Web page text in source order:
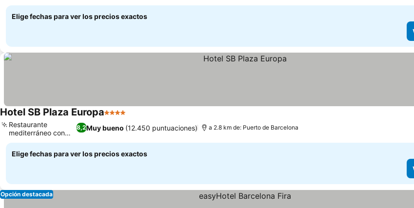
Elige fechas para ver los precios exactos
Hotel SB Plaza Europa4 Estrellas
8,2Muy bueno (12.450 puntuaciones)
Restaurante
mediterráneo con
terraza
a 2.8 km de: Puerto de Barcelona
Elige fechas para ver los precios exactos
Opción destacada